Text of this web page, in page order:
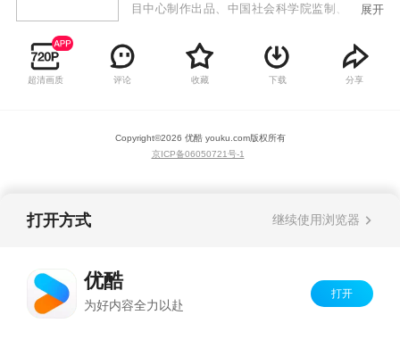
目中心制作出品、中国社会科学院监制、中国社
点大学、专业机构的研究人员共同参与创作。这
部纪录片以丰富的视听手段再现中华文明浩瀚的
历史图景。除了对祖国大江南北进行实景拍摄
程，揭示历史发展规律，展现中华文明源远流长
的变迁。
展开
超清画质 评论 收藏 下载 分享
Copyright©2026 优酷 youku.com版权所有
京ICP备06050721号-1
打开方式 继续使用浏览器
优酷
为好内容全力以赴
打开